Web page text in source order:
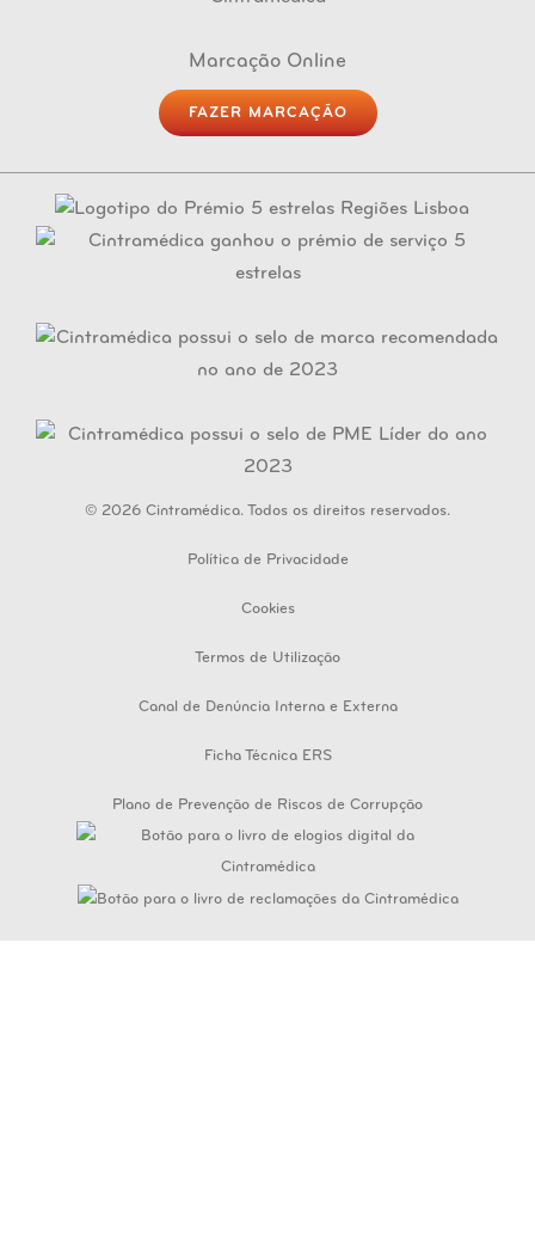
Marcação Online
FAZER MARCAÇÃO
© 2026 Cintramédica. Todos os direitos reservados.
Política de Privacidade
Cookies
Termos de Utilização
Canal de Denúncia Interna e Externa
Ficha Técnica ERS
Plano de Prevenção de Riscos de Corrupção